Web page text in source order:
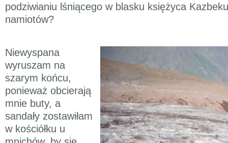
podziwianiu lśniącego w blasku księżyca
namiotów?
Niewyspana
wyruszam na
szarym końcu,
ponieważ obcierają
mnie buty, a
sandały zostawiłam
w kościółku u